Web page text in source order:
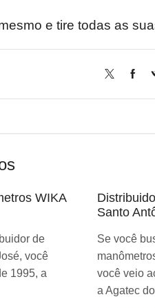
e tire todas as
WIKA
de
você
1995, a
Santo
Se você
você veio
a Agatec